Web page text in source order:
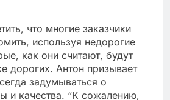
что многие заказчики
используя недорогие
как они считают, будут
дорогих. Антон призывает
задумываться о
и качества. “К сожалению,